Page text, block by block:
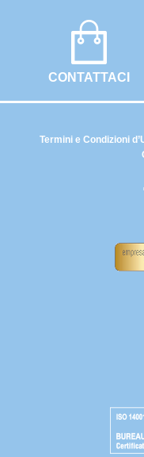
CONTATTACI
Termini e Condizioni